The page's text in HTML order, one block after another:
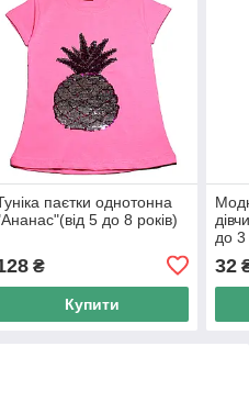
паєтки однотонна
5 до 8 років)
₴
Купити
до 3
32